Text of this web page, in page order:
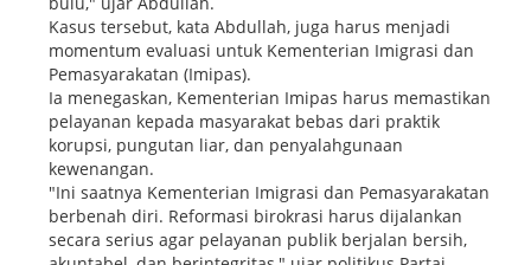
Kasus tersebut, kata Abdullah, juga harus menjadi
momentum evaluasi untuk Kementerian Imigrasi dan
Pemasyarakatan (Imipas).
Ia menegaskan, Kementerian Imipas harus memastikan
pelayanan kepada masyarakat bebas dari praktik
korupsi, pungutan liar, dan penyalahgunaan
kewenangan.
"Ini saatnya Kementerian Imigrasi dan Pemasyarakatan
berbenah diri. Reformasi birokrasi harus dijalankan
secara serius agar pelayanan publik berjalan bersih,